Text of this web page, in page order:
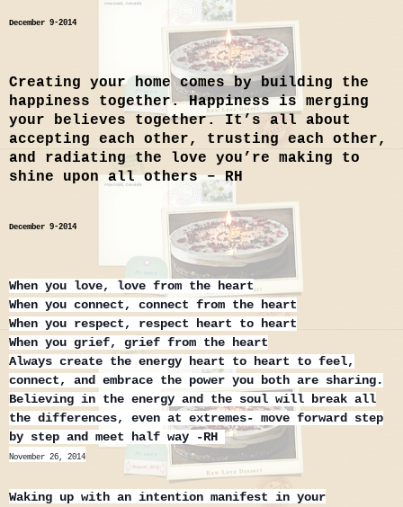
December 9-2014
Creating your home comes by building the
happiness together. Happiness is merging
your believes together. It’s all about
accepting each other, trusting each other,
and radiating the love you’re making to
shine upon all others – RH
December 9-2014
When you love, love from the heart
When you connect, connect from the heart
When you respect, respect heart to heart
When you grief, grief from the heart
Always create the energy heart to heart to feel,
connect, and embrace the power you both are sharing.
Believing in the energy and the soul will break all
the differences, even at extremes- move forward step
by step and meet half way -RH
November 26, 2014
Waking up with an intention manifest in your